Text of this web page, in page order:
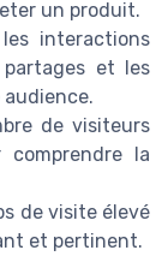
un produit.
interactions
et les
de visiteurs
la
de visite élevé
et pertinent.